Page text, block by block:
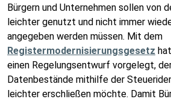
Bürgern und Unternehmen sollen von
leichter genutzt und nicht immer
angegeben werden müssen. Mit dem
Registermodernisierungsgesetz
einen Regelungsentwurf vorgelegt,
Datenbestände mithilfe der
leichter erschließen möchte. Damit